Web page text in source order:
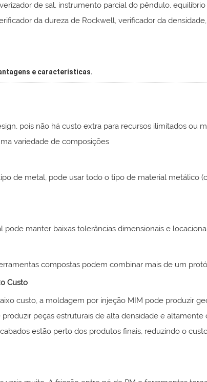
de sal, instrumento parcial do pêndulo,
da dureza de Rockwell, verificador da
e características.
pois não há custo extra para recursos ilimitados ou
variedade de composições
de metal, pode usar todo o tipo de material metálico
manter baixas tolerâncias dimensionais e
compostas podem combinar mais de um
Custo
custo, a moldagem por injeção MIM pode produzir
peças estruturais de alta densidade e
estão perto dos produtos finais, reduzindo o